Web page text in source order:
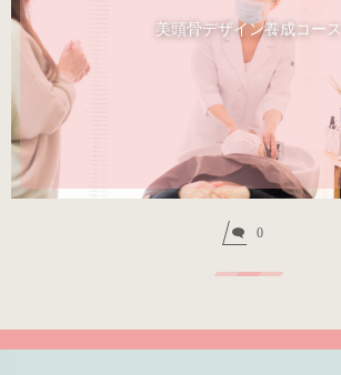
美頭骨デザイン養成コース
0